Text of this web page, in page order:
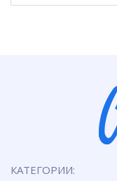
КАТЕГОРИИ: